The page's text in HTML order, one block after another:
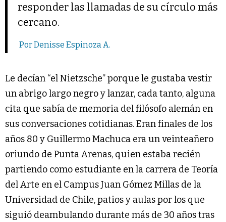
responder las llamadas de su círculo más
cercano.
Por Denisse Espinoza A.
Le decían “el Nietzsche” porque le gustaba vestir
un abrigo largo negro y lanzar, cada tanto, alguna
cita que sabía de memoria del filósofo alemán en
sus conversaciones cotidianas. Eran finales de los
años 80 y Guillermo Machuca era un veinteañero
oriundo de Punta Arenas, quien estaba recién
partiendo como estudiante en la carrera de Teoría
del Arte en el Campus Juan Gómez Millas de la
Universidad de Chile, patios y aulas por los que
siguió deambulando durante más de 30 años tras